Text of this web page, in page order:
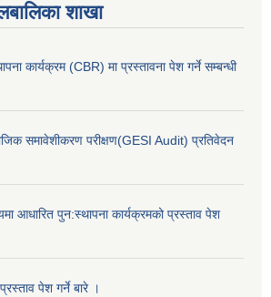
शाखा
कार्यक्रम (CBR) मा प्रस्तावना पेश गर्ने सम्बन्धी
समावेशीकरण परीक्षण(GESI Audit) प्रतिवेदन
आधारित पुन:स्थापना कार्यक्रमको प्रस्ताव पेश
पेश गर्ने बारे ।